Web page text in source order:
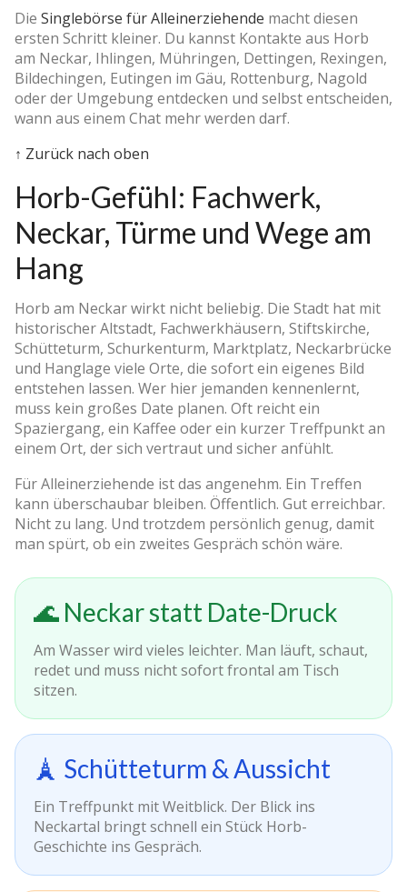
Die Singlebörse für Alleinerziehende macht diesen
ersten Schritt kleiner. Du kannst Kontakte aus Horb
am Neckar, Ihlingen, Mühringen, Dettingen, Rexingen,
Bildechingen, Eutingen im Gäu, Rottenburg, Nagold
oder der Umgebung entdecken und selbst entscheiden,
wann aus einem Chat mehr werden darf.
↑ Zurück nach oben
Horb-Gefühl: Fachwerk,
Neckar, Türme und Wege am
Hang
Horb am Neckar wirkt nicht beliebig. Die Stadt hat mit
historischer Altstadt, Fachwerkhäusern, Stiftskirche,
Schütteturm, Schurkenturm, Marktplatz, Neckarbrücke
und Hanglage viele Orte, die sofort ein eigenes Bild
entstehen lassen. Wer hier jemanden kennenlernt,
muss kein großes Date planen. Oft reicht ein
Spaziergang, ein Kaffee oder ein kurzer Treffpunkt an
einem Ort, der sich vertraut und sicher anfühlt.
Für Alleinerziehende ist das angenehm. Ein Treffen
kann überschaubar bleiben. Öffentlich. Gut erreichbar.
Nicht zu lang. Und trotzdem persönlich genug, damit
man spürt, ob ein zweites Gespräch schön wäre.
🌊 Neckar statt Date-Druck
Am Wasser wird vieles leichter. Man läuft, schaut,
redet und muss nicht sofort frontal am Tisch
sitzen.
🗼 Schütteturm & Aussicht
Ein Treffpunkt mit Weitblick. Der Blick ins
Neckartal bringt schnell ein Stück Horb-
Geschichte ins Gespräch.